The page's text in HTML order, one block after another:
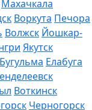
Махачкала
Воркута Печора
Волжск Йошкар-
Якутск
Бугульма Елабуга
Воткинск
Черногорск